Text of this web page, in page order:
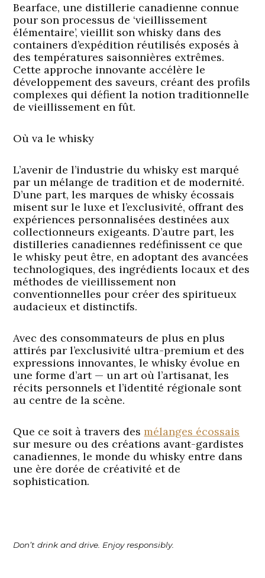
Bearface, une distillerie canadienne connue
pour son processus de ‘vieillissement
élémentaire’, vieillit son whisky dans des
containers d’expédition réutilisés exposés à
des températures saisonnières extrêmes.
Cette approche innovante accélère le
développement des saveurs, créant des profils
complexes qui défient la notion traditionnelle
de vieillissement en fût.
Où va le whisky
L’avenir de l’industrie du whisky est marqué
par un mélange de tradition et de modernité.
D’une part, les marques de whisky écossais
misent sur le luxe et l’exclusivité, offrant des
expériences personnalisées destinées aux
collectionneurs exigeants. D’autre part, les
distilleries canadiennes redéfinissent ce que
le whisky peut être, en adoptant des avancées
technologiques, des ingrédients locaux et des
méthodes de vieillissement non
conventionnelles pour créer des spiritueux
audacieux et distinctifs.
Avec des consommateurs de plus en plus
attirés par l’exclusivité ultra-premium et des
expressions innovantes, le whisky évolue en
une forme d’art — un art où l’artisanat, les
récits personnels et l’identité régionale sont
au centre de la scène.
Que ce soit à travers desmélanges écossais
sur mesure ou des créations avant-gardistes
canadiennes, le monde du whisky entre dans
une ère dorée de créativité et de
sophistication.
Don’t drink and drive. Enjoy responsibly.